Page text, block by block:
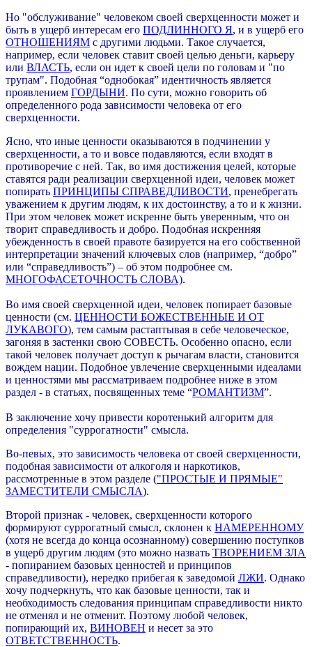
Но "обслуживание" человеком своей сверхценности может и
быть в ущерб интересам его ПОДЛИННОГО Я, и в ущерб его
ОТНОШЕНИЯМ с другими людьми. Такое случается,
например, если человек ставит своей целью деньги, карьеру
или ВЛАСТЬ, если он идет к своей цели по головам и "по
трупам". Подобная “однобокая” идентичность является
проявлением ГОРДЫНИ. По сути, можно говорить об
определенного рода зависимости человека от его
сверхценности.
Ясно, что иные ценности оказываются в подчинении у
сверхценности, а то и вовсе подавляются, если входят в
противоречие с ней. Так, во имя достижения целей, которые
ставятся ради реализации сверхценной идеи, человек может
попирать ПРИНЦИПЫ СПРАВЕДЛИВОСТИ, пренебрегать
уважением к другим людям, к их достоинству, а то и к жизни.
При этом человек может искренне быть уверенным, что он
творит справедливость и добро. Подобная искренняя
убежденность в своей правоте базируется на его собственной
интерпретации значений ключевых слов (например, “добро”
или “справедливость”) – об этом подробнее см.
МНОГОФАСЕТОЧНОСТЬ СЛОВА).
Во имя своей сверхценной идеи, человек попирает базовые
ценности (см. ЦЕННОСТИ БОЖЕСТВЕННЫЕ И ОТ
ЛУКАВОГО), тем самым растаптывая в себе человеческое,
загоняя в застенки свою СОВЕСТЬ. Особенно опасно, если
такой человек получает доступ к рычагам власти, становится
вождем нации. Подобное увлечение сверхценными идеалами
и ценностями мы рассматриваем подробнее ниже в этом
раздел - в статьях, посвященных теме “РОМАНТИЗМ”.
В заключение хочу привести коротенький алгоритм для
определения "суррогатности" смысла.
Во-певых, это зависимость человека от своей сверхценности,
подобная зависимости от алкоголя и наркотиков,
рассмотренные в этом разделе ("ПРОСТЫЕ И ПРЯМЫЕ"
ЗАМЕСТИТЕЛИ СМЫСЛА).
Второй признак - человек, сверхценности которого
формируют суррогатный смысл, склонен к НАМЕРЕННОМУ
(хотя не всегда до конца осознанному) совершению поступков
в ущерб другим людям (это можно назвать ТВОРЕНИЕМ ЗЛА
- попиранием базовых ценностей и принципов
справедливости), нередко прибегая к заведомой ЛЖИ. Однако
хочу подчеркнуть, что как базовые ценности, так и
необходимость следования принципам справедливости никто
не отменял и не отменит. Поэтому любой человек,
попирающий их, ВИНОВЕН и несет за это
ОТВЕТСТВЕННОСТЬ.